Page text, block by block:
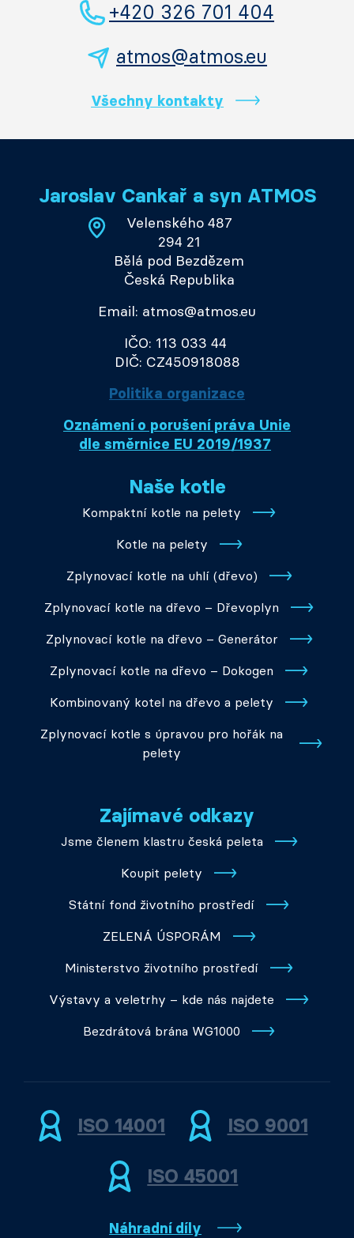
+420 326 701 404
atmos@atmos.eu
Všechny kontakty
Jaroslav Cankař a syn ATMOS
Velenského 487
294 21
Bělá pod Bezdězem
Česká Republika
Email: atmos@atmos.eu
IČO: 113 033 44
DIČ: CZ450918088
Politika organizace
Oznámení o porušení práva Unie
dle směrnice EU 2019/1937
Naše kotle
Kompaktní kotle na pelety
Kotle na pelety
Zplynovací kotle na uhlí (dřevo)
Zplynovací kotle na dřevo – Dřevoplyn
Zplynovací kotle na dřevo – Generátor
Zplynovací kotle na dřevo – Dokogen
Kombinovaný kotel na dřevo a pelety
Zplynovací kotle s úpravou pro hořák na
pelety
Zajímavé odkazy
Jsme členem klastru česká peleta
Koupit pelety
Státní fond životního prostředí
ZELENÁ ÚSPORÁM
Ministerstvo životního prostředí
Výstavy a veletrhy – kde nás najdete
Bezdrátová brána WG1000
ISO 14001 ISO 9001
ISO 45001
Náhradní díly